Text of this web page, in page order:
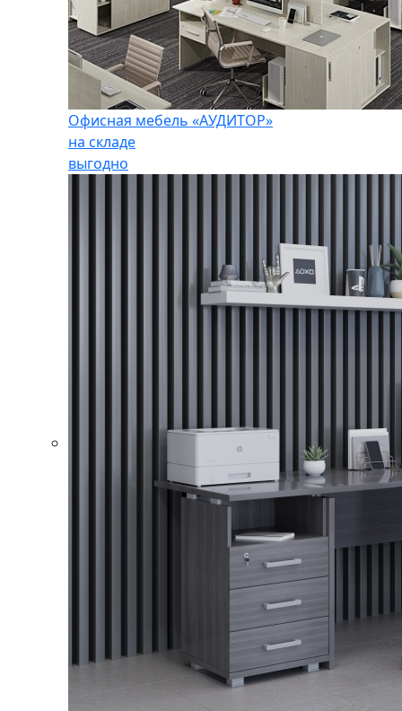
Офисная мебель «АУДИТОР»
на складе
выгодно